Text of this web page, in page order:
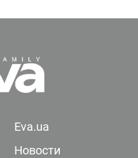
Eva.ua
Новости